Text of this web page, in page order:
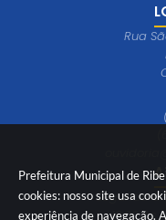
Prefeitura Municipal de
cookies: nosso site usa
experiência de navegação.
Rua
Segunda à
13:00 às